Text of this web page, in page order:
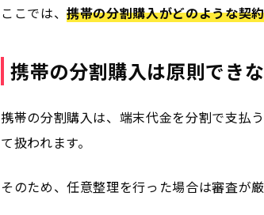
ここでは、携帯の分割購入がどのような契
携帯の分割購入は原則でき
携帯の分割購入は、端末代金を分割で支払
て扱われます。
そのため、任意整理を行った場合は審査が